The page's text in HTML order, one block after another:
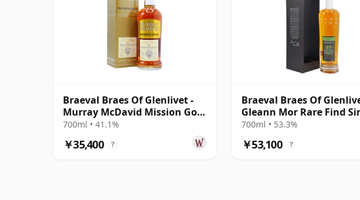
Braeval Braes Of Glenlivet -
Murray McDavid Mission Gold
S 1991 32年
700ml • 41.1%
￥35,400 ?
Braeval Braes Of
Gleann Mor Rare Find
C 1994 27年
700ml • 53.3%
￥53,100 ?